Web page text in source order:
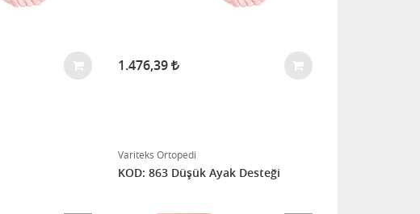
1.476,39
Variteks Ortopedi
KOD: 863 Düşük Ayak Desteği